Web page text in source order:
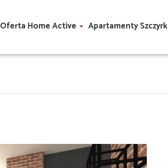
Oferta Home Active Apartamenty Szczyrk